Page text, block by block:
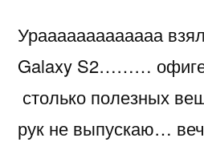
S2
Урааааааааааааа
Galaxy S2………
столько полезных
рук не выпускаю…